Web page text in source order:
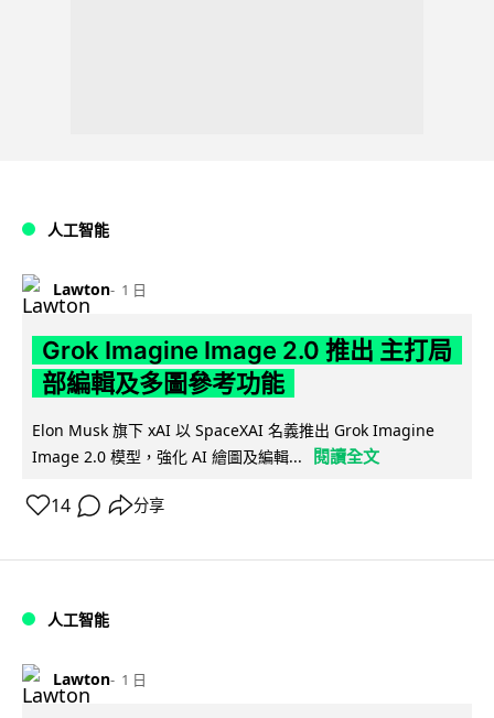
人工智能
Lawton 1 日
Grok Imagine Image 2.0 推出 主打局
部編輯及多圖參考功能
Elon Musk 旗下 xAI 以 SpaceXAI 名義推出 Grok Imagine
Image 2.0 模型，強化 AI 繪圖及編輯...
閱讀全文
14 分享
人工智能
Lawton 1 日